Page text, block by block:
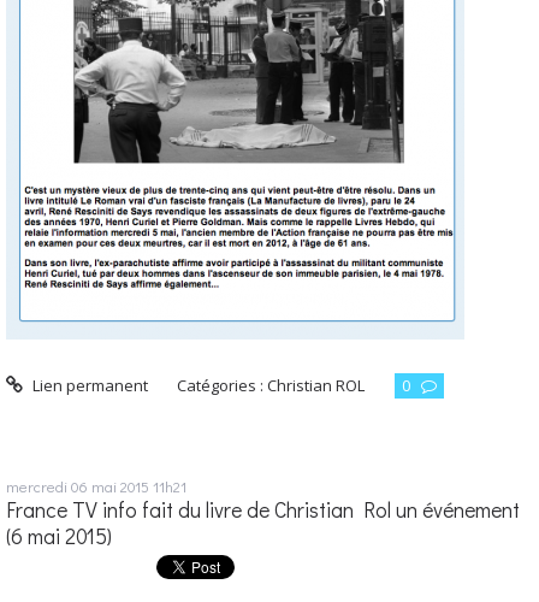
Lien permanent Catégories :Christian ROL 0
mercredi 06 mai 2015 11h21
France TV info fait du livre de Christian Rol un événement
(6 mai 2015)